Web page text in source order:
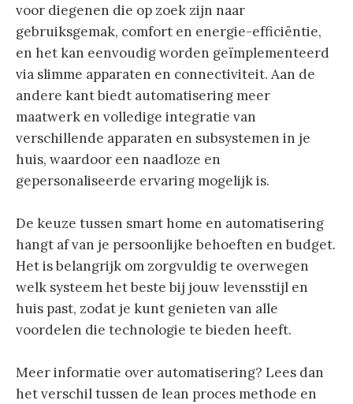
voor diegenen die op zoek zijn naar
gebruiksgemak, comfort en energie-efficiëntie,
en het kan eenvoudig worden geïmplementeerd
via slimme apparaten en connectiviteit. Aan de
andere kant biedt automatisering meer
maatwerk en volledige integratie van
verschillende apparaten en subsystemen in je
huis, waardoor een naadloze en
gepersonaliseerde ervaring mogelijk is.
De keuze tussen smart home en automatisering
hangt af van je persoonlijke behoeften en budget.
Het is belangrijk om zorgvuldig te overwegen
welk systeem het beste bij jouw levensstijl en
huis past, zodat je kunt genieten van alle
voordelen die technologie te bieden heeft.
Meer informatie over automatisering? Lees dan
het verschil tussen de lean proces methode en